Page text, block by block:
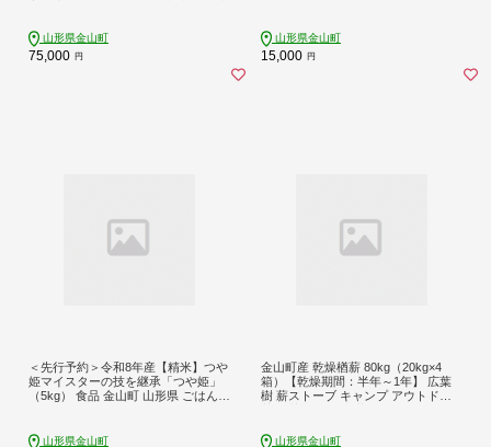
山形県金山町
75,000 円
山形県金山町
15,000 円
＜先行予約＞令和8年産【精米】つや
姫マイスターの技を継承「つや姫」
（5kg） 食品 金山町 山形県 ごはん F
山形県金山町
金山町産 乾燥楢薪 80kg（20kg×4
箱）【乾燥期間：半年～1年】 広葉
樹 薪ストーブ キャンプ アウトドア
山形県金山町